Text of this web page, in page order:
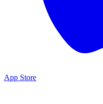
App Store